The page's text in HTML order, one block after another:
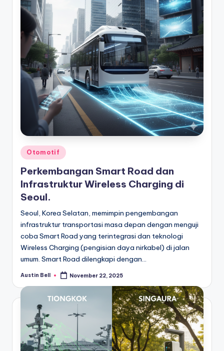
Posted
in
Otomotif
Perkembangan Smart Road dan
Infrastruktur Wireless Charging di
Seoul.
Seoul, Korea Selatan, memimpin pengembangan
infrastruktur transportasi masa depan dengan menguji
coba Smart Road yang terintegrasi dan teknologi
Wireless Charging (pengisian daya nirkabel) di jalan
umum. Smart Road dilengkapi dengan…
Posted
Austin Bell November 22, 2025